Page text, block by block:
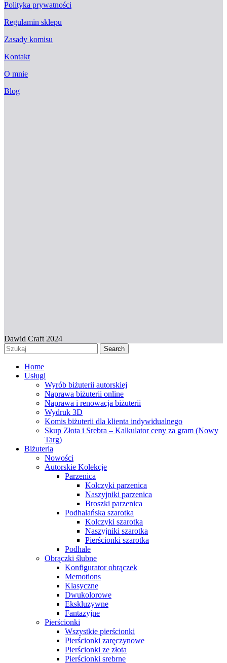
Polityka prywatności
Regulamin sklepu
Zasady komisu
Kontakt
O mnie
Blog
Dawid Craft 2024
Search
Home
Usługi
Wyrób biżuterii autorskiej
Naprawa biżuterii online
Naprawa i renowacja biżuterii
Wydruk 3D
Komis biżuterii dla klienta indywidualnego
Skup Złota i Srebra – Kalkulator ceny za gram (Nowy
Targ)
Biżuteria
Nowości
Autorskie Kolekcje
Parzenica
Kolczyki parzenica
Naszyjniki parzenica
Broszki parzenica
Podhalańska szarotka
Kolczyki szarotka
Naszyjniki szarotka
Pierścionki szarotka
Podhale
Obrączki ślubne
Konfigurator obrączek
Memotions
Klasyczne
Dwukolorowe
Ekskluzywne
Fantazyjne
Pierścionki
Wszystkie pierścionki
Pierścionki zaręczynowe
Pierścionki ze złota
Pierścionki srebrne